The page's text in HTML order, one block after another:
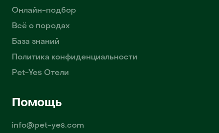
Онлайн-подбор
Всё о породах
База знаний
Политика конфиденциальности
Pet-Yes Отели
Помощь
info@pet-yes.com